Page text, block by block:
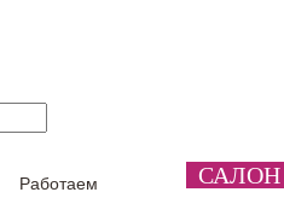
товара
Работаем